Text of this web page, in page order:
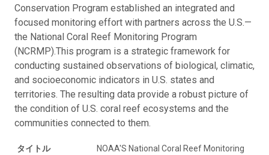
Conservation Program established an integrated and
focused monitoring effort with partners across the U.S.—
the National Coral Reef Monitoring Program
(NCRMP).This program is a strategic framework for
conducting sustained observations of biological, climatic,
and socioeconomic indicators in U.S. states and
territories. The resulting data provide a robust picture of
the condition of U.S. coral reef ecosystems and the
communities connected to them.
タイトル
NOAA'S National Coral Reef Monitoring